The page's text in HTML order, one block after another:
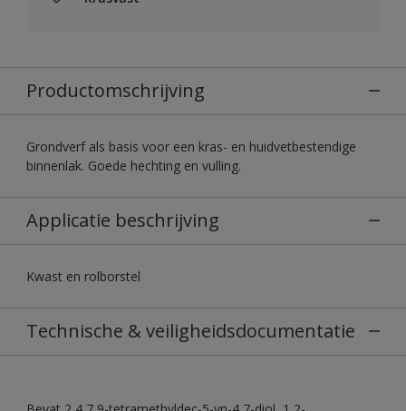
Productomschrijving
Grondverf als basis voor een kras- en huidvetbestendige
binnenlak. Goede hechting en vulling.
Applicatie beschrijving
Kwast en rolborstel
Technische & veiligheidsdocumentatie